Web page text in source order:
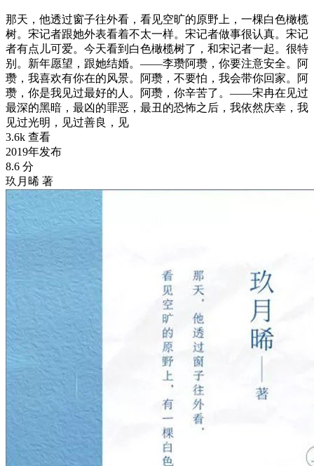
那天，他透过窗子往外看，看见空旷的原野上，一棵白色橄榄
树。宋记者跟她外表看着不太一样。宋记者做事很认真。宋记
者有点儿可爱。今天看到白色橄榄树了，和宋记者一起。很特
别。新年愿望，跟她结婚。——李瓒阿瓒，你要注意安全。阿
瓒，我喜欢有你在的风景。阿瓒，不要怕，我会带你回家。阿
瓒，你是我见过最好的人。阿瓒，你辛苦了。——宋冉在见过
最深的黑暗，最凶的罪恶，最丑的恐怖之后，我依然庆幸，我
见过光明，见过善良，见
3.6k 查看
2019年发布
8.6 分
玖月晞 著